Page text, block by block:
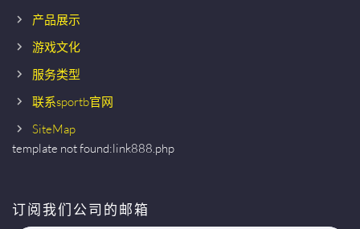
产品展示
游戏文化
服务类型
联系sportb官网
SiteMap
template not found:link888.php
订阅我们公司的邮箱